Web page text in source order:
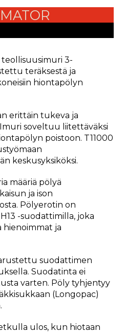
teollisuusimuri 3-
teräksestä ja
hiontapölyn
erittäin tukeva ja
soveltuu liitettäväksi
poistoon. T11000
keskusyksiköksi.
määriä pölyä
ja ison
Pölyerotin on
-suodattimilla, joka
hienoimmat ja
suodattimen
Suodatinta ei
varten. Pöly tyhjentyy
(Longopac)
ulos, kun hiotaan